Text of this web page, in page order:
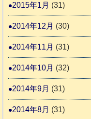
2015年1月 (31)
2014年12月 (30)
2014年11月 (31)
2014年10月 (32)
2014年9月 (31)
2014年8月 (31)